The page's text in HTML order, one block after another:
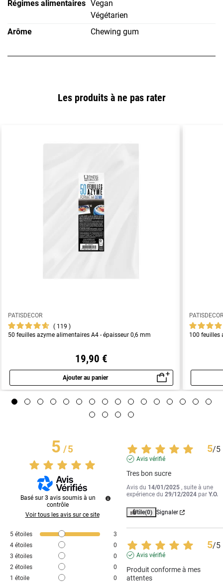
Régimes alimentaires Vegan
Végétarien
Arôme
Chewing gum
Les produits à ne pas rater
PATISDECOR
119
50 feuilles azyme alimentaires A4 - épaisseur 0,6 mm
19,90 €
Ajouter au panier
Aperçu rapide
100 feuilles
5/5
Basé sur 3 avis soumis à un
contrôle
Voir tous les avis sur ce site
5 étoiles
3
4 étoiles
0
3 étoiles
0
2 étoiles
0
1 étoile 0
5/5
Avis vérifié
Tres bon sucre
Avis du 14/01/2025 , suite à une
expérience du29/12/2024 parY.O.
Utile(0) Signaler
5/5
Avis vérifié
Produit conforme à mes
attentes